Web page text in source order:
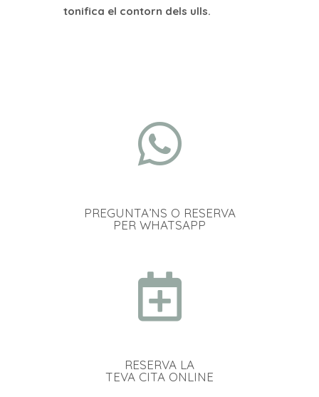
tonifica el contorn dels ulls.
PREGUNTA’NS O RESERVA
PER WHATSAPP
RESERVA LA
TEVA CITA ONLINE